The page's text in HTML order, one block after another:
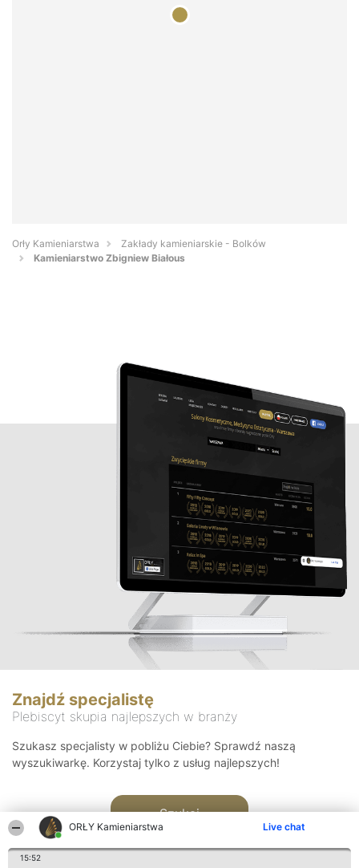
ORŁY Kamieniarstwa Live chat
15:52
Orły Kamieniarstwa
Zakłady kamieniarskie - Bolków
Kamieniarstwo Zbigniew Białous
Znajdź specjalistę
Plebiscyt skupia najlepszych w branży
Szukasz specjalisty w pobliżu Ciebie? Sprawdź naszą
wyszukiwarkę. Korzystaj tylko z usług najlepszych!
Szukaj